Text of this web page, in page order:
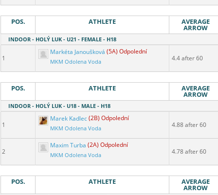
POS. ATHLETE AVERAGE
ARROW
INDOOR - HOLÝ LUK - U21 - FEMALE - H18
1
Markéta Janoušková (5A) Odpolední
MKM Odolena Voda 4.4 after 60
POS. ATHLETE AVERAGE
ARROW
INDOOR - HOLÝ LUK - U18 - MALE - H18
1
Marek Kadlec(2B) Odpolední
MKM Odolena Voda 4.88 after 60
2
Maxim Turba (2A) Odpolední
MKM Odolena Voda 4.78 after 60
POS. ATHLETE AVERAGE
ARROW